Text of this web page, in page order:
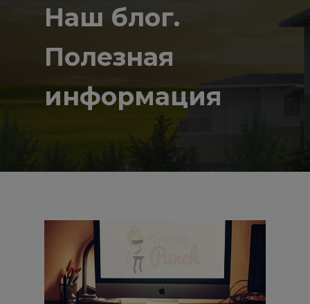
Наш блог.
Полезная
информация